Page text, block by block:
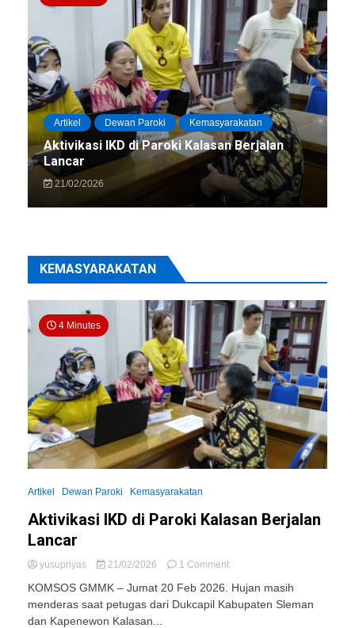
Artikel Dewan Paroki Kemasyarakatan
Aktivikasi IKD di Paroki Kalasan Berjalan
Lancar
21/02/2026
KEMASYARAKATAN
4 Minutes
Artikel Dewan Paroki Kemasyarakatan
Aktivikasi IKD di Paroki Kalasan Berjalan
Lancar
yusupriyas 21/02/2026 1 Commenton
IKD
di
KOMSOS GMMK – Jumat 20 Feb 2026. Hujan masih
menderas saat petugas dari Dukcapil Kabupaten Sleman
dan Kapenewon Kalasan...